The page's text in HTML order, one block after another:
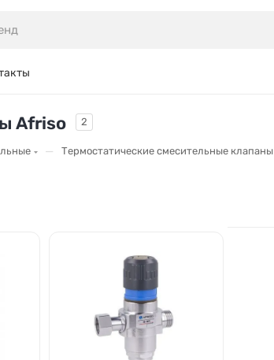
Afriso 2
— Термостатические смесительные клапаны